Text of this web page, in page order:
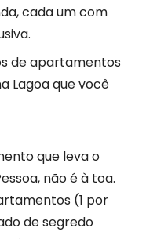
cada um com
de apartamentos
Lagoa que você
que leva o
não é à toa.
(1 por
de segredo